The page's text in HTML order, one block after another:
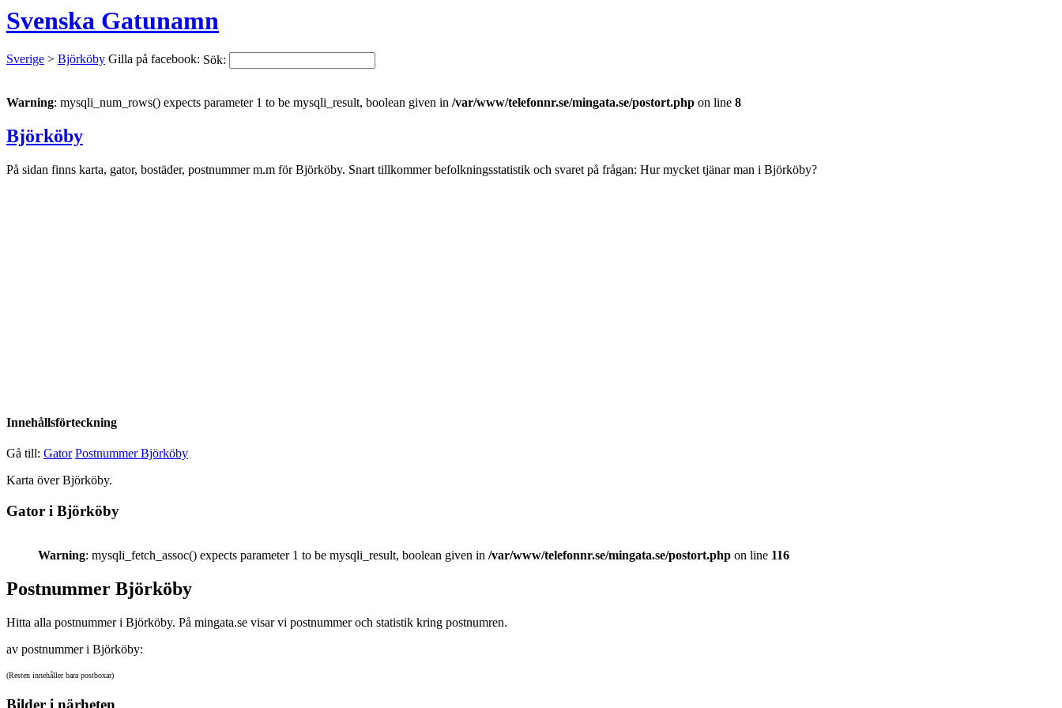
Svenska Gatunamn
Sverige > Björköby Sök:
Gilla på facebook:
Warning: mysqli_num_rows() expects parameter 1 to be mysqli_result, boolean given in /var/www/telefonnr.se/mingata.se/postort.php on line 8
Björköby
På sidan finns karta, gator, bostäder, postnummer m.m för Björköby. Snart tillkommer befolkningsstatistik och svaret på frågan: Hur mycket tjänar man i Björköby?
Innehållsförteckning
Gå till: Gator Postnummer Björköby
Karta över Björköby.
Gator i Björköby
Warning: mysqli_fetch_assoc() expects parameter 1 to be mysqli_result, boolean given in /var/www/telefonnr.se/mingata.se/postort.php on line 116
Postnummer Björköby
Hitta alla postnummer i Björköby. På mingata.se visar vi postnummer och statistik kring postnumren.
av postnummer i Björköby:
(Resten innehåller bara postboxar)
Bilder i närheten